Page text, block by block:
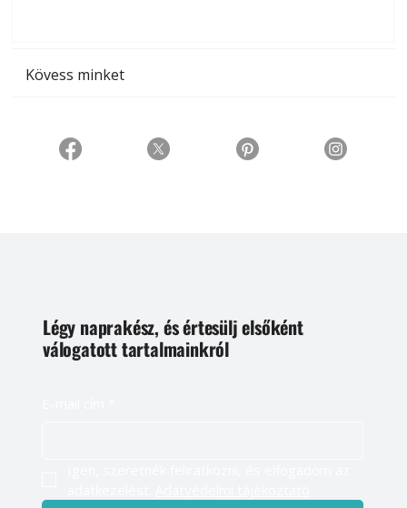
Kövess minket
Légy naprakész, és értesülj elsőként
válogatott tartalmainkról